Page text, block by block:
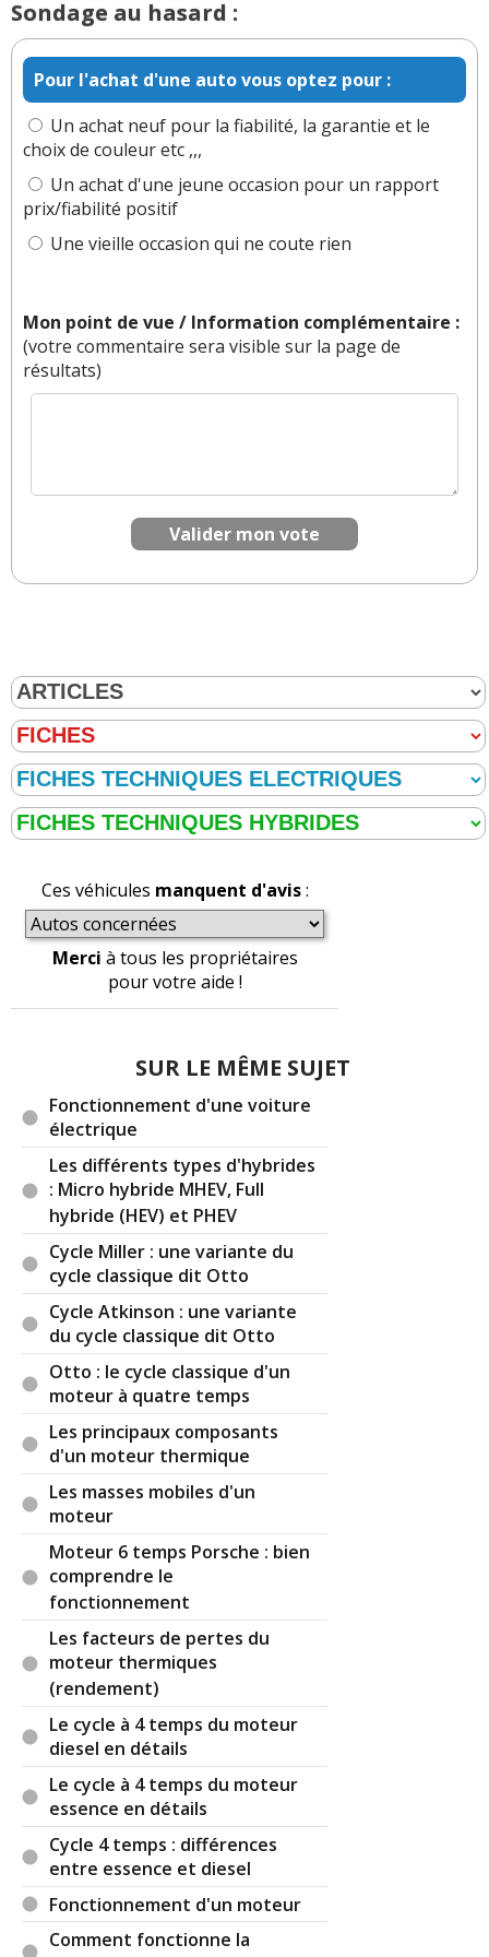
ParThierry(Date : 2023-06-21 10:05:48)
Pas mal . Vos informations sont satisfaisants.
Il y a1réaction(s) sur ce commentaire :
Par Admin ADMINISTRATEUR DU SITE
Réagir à ce commentaire
(Votre post sera visible sous le commentaire)
Mon démarreur du groupe électrogène ne
démarre pas, j'ai essayé de changer la batterie, en
démarrant ç'a hésité et la batterie est déchargée
Il y a1réaction(s) sur ce commentaire :
Partaurus TOP CONTRIBUTEUR(2022-06-23
08:10:14) : Explication farfelu,
(Votre post sera visible sous le commentaire)
Par(Date : 2021-02-18 19:52:06)
Peut on utiliser le moteur d'un démarreur 12v
pour lever des objets?
Il y a 2réaction(s) sur ce commentaire :
ParAdmin ADMINISTRATEUR DU SITE
19 17:20:44) : Vu le tonus qu'il a pourquoi pas ...
ParRay Kourgarou TOP CONTRIBUTEUR
02-24 18:37:59) : Bien adapté sur un système de
poulie ça doit le faire. Après il faut voir quelle
force de levage maximum le démarreur peut
supporter en fonction de la démultiplication
entre la poulie et lui.
Réagir à ce commentaire
(Votre post sera visible sous le commentaire)
ParMikl(Date : 2020-12-26 20:38:42)
Bonjour,
Mon demarreur ne tourne pas assez vite pour
demarrer le moteur(bkd) .
Pensez vous que changer les charbons lui
redonnerait du peps ?
Je l’ai déjà domonté nettoyé remonté mais même
problème...
Merci
Il y a10réaction(s) sur ce commentaire :
votre aide !
Sondage au hasard :
Pour l'achat d'une auto vous optez pour :
Un achat d'une jeune occasion pour un rapport
prix/fiabilité positif
Une vieille occasion qui ne coute rien
Valider mon vote
Mercià tous les propriétaires
pour votre aide !
SUR LE MÊME SUJET
Fonctionnement d'une voiture
électrique
Les différents types d'hybrides
: Micro hybride MHEV, Full
hybride (HEV) et PHEV
Cycle Miller : une variante du
cycle classique dit Otto
Cycle Atkinson : une variante
du cycle classique dit Otto
Otto : le cycle classique d'un
moteur à quatre temps
Les principaux composants
d'un moteur thermique
Les masses mobiles d'un
moteur
Moteur 6 temps Porsche : bien
comprendre le
fonctionnement
Les facteurs de pertes du
moteur thermiques
(rendement)
Le cycle à 4 temps du moteur
diesel en détails
Le cycle à 4 temps du moteur
essence en détails